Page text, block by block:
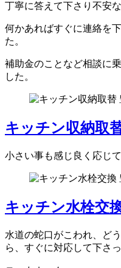
丁寧に答えて下さり不安
何かあればすぐに連絡を
た。
補助金のことなど相談に
した。
キッチン収納取
小さい事も感じ良く応じ
キッチン水栓交
水道の蛇口がこわれ、ど
ら、すぐに対応して下さ